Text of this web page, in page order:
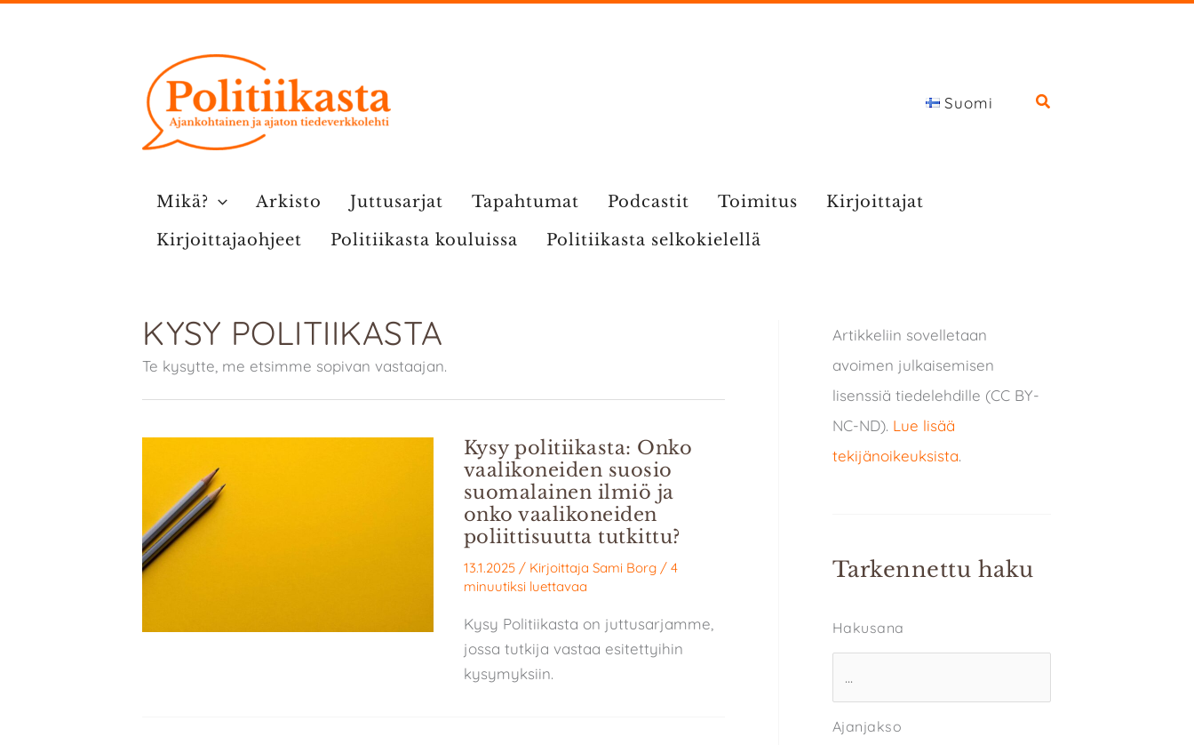
Suomi
Mikä? Arkisto Juttusarjat Tapahtumat Podcastit Toimitus
Kirjoittajat
Kirjoittajaohjeet
Politiikasta kouluissa Politiikasta selkokielellä
KYSY POLITIIKASTA
Te kysytte, me etsimme sopivan vastaajan.
Kysy politiikasta: Onko
vaalikoneiden suosio
suomalainen ilmiö ja
onko vaalikoneiden
poliittisuutta tutkittu?
13.1.2025 / Kirjoittaja Sami Borg/ 4
minuutiksi luettavaa
Kysy Politiikasta on juttusarjamme,
jossa tutkija vastaa esitettyihin
kysymyksiin.
Artikkeliin sovelletaan
avoimen julkaisemisen
lisenssiä tiedelehdille (CC BY-
NC-ND). Lue lisää
tekijänoikeuksista.
Tarkennettu haku
Hakusana
Ajanjakso